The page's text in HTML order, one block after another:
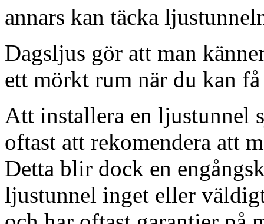
annars kan täcka
Dagsljus gör att man
ett mörkt rum när du kan
Att installera en ljustunnel
oftast att rekomendera att
Detta blir dock en
ljustunnel inget eller